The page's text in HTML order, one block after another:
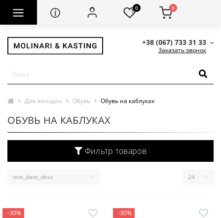
0 0
+38 (067) 733 31 33
Заказать звонок
Для женщин Обувь Обувь на каблуках
ОБУВЬ НА КАБЛУКАХ
Фильтр товаров
-30% -30%